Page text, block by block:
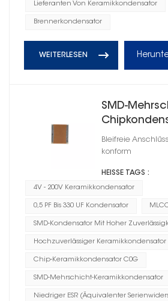
Lieferanten Von Keramikkondensator
Brennerkondensator
WEITERLESEN
SMD-
Bleifreie
konform
HEISSE TAGS :
4V - 200V Keramikkondensator
0,5 PF Bis 330 UF Kondensator
SMD-Kondensator Mit Hoher
Hochzuverlässiger Keramikkondensator
Chip-Keramikkondensator C0G
SMD-Mehrschicht-Keramikkondensator
Niedriger ESR (Äquivalenter